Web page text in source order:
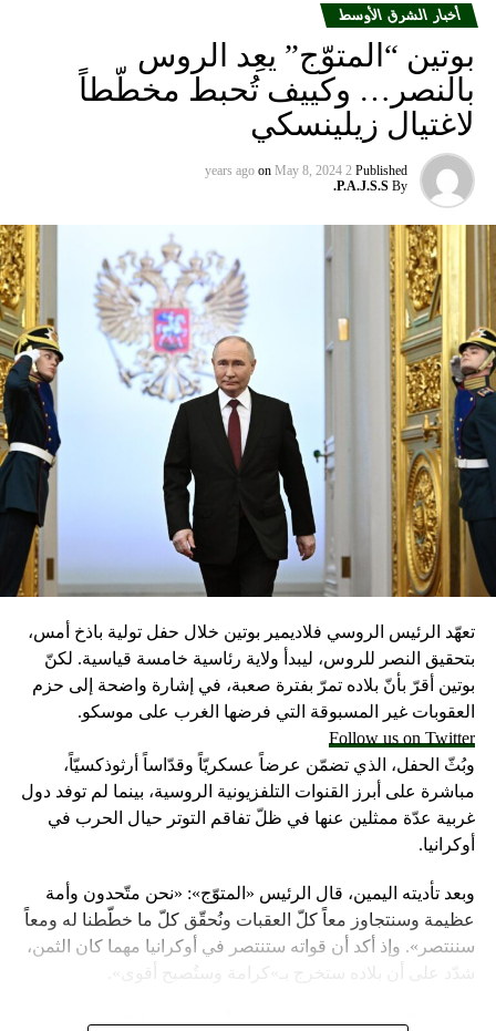
أخبار الشرق الأوسط
بوتين “المتوّج” يعِد الروس
بالنصر… وكييف تُحبط مخطّطاً
لاغتيال زيلينسكي
Published
2 years ago
on May 8, 2024
By
P.A.J.S.S.
تعهّد الرئيس الروسي فلاديمير بوتين خلال حفل تولية باذخ أمس،
بتحقيق النصر للروس، ليبدأ ولاية رئاسية خامسة قياسية. لكنّ
بوتين أقرّ بأنّ بلاده تمرّ بفترة صعبة، في إشارة واضحة إلى حزم
العقوبات غير المسبوقة التي فرضها الغرب على موسكو.
Follow us on Twitter
وبُثّ الحفل، الذي تضمّن عرضاً عسكريّاً وقدّاساً أرثوذكسيّاً،
مباشرة على أبرز القنوات التلفزيونية الروسية، بينما لم توفد دول
غربية عدّة ممثلين عنها في ظلّ تفاقم التوتر حيال الحرب في
أوكرانيا.
وبعد تأديته اليمين، قال الرئيس «المتوّج»: «نحن متّحدون وأمة
عظيمة وسنتجاوز معاً كلّ العقبات ونُحقّق كلّ ما خطّطنا له ومعاً
سننتصر». وإذ أكد أن قواته ستنتصر في أوكرانيا مهما كان الثمن،
شدّد على أن بلاده ستخرج بـ»كرامة وستُصبح أقوى».
واعتبر «القيصر» من قاعة «سانت أندروز» في الكرملين، حيث